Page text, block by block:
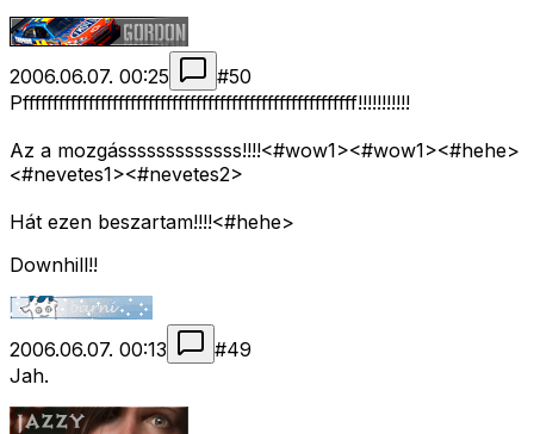
2006.06.07. 00:25 #50
Pffffffffffffffffffffffffffffffffffffffffffffffffffffffff!!!!!!!!!!!
Az a mozgásssssssssssss!!!!<#wow1><#wow1><#hehe>
<#nevetes1><#nevetes2>
Hát ezen beszartam!!!!<#hehe>
Downhill!!
2006.06.07. 00:13 #49
Jah.